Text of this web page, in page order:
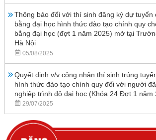
Thông báo đối với thí sinh đăng ký dự tuyển
bằng đại học hình thức đào tạo chính quy
bằng đại học (đợt 1 năm 2025) mở tại
Hà Nội
05/08/2025
Quyết định v/v công nhận thí sinh trúng
hình thức đào tạo chính quy đối với người
nghiệp trình độ đại học (Khóa 24 Đợt 1 năm
29/07/2025